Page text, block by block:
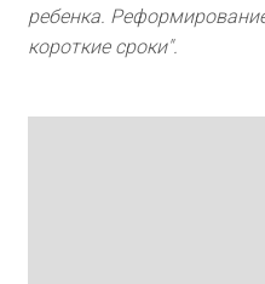
ребенка.
короткие сроки".